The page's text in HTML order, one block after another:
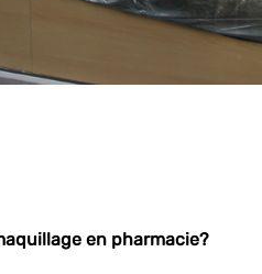
en pharmacie?